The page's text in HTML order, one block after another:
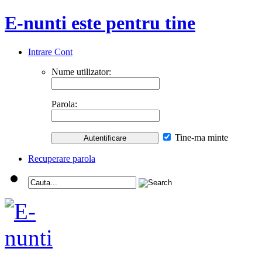
E-nunti este pentru tine
Intrare Cont
Nume utilizator:
Parola:
Tine-ma minte
Recuperare parola